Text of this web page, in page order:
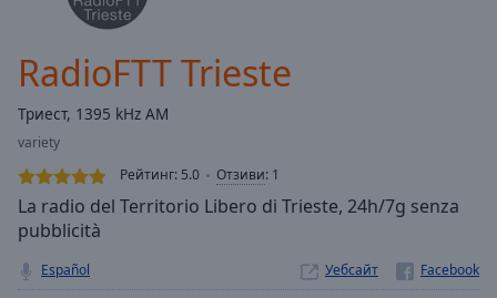
Loaded:
0.00%
Stream
Type
LIVE
Seek to
live,
behind
liveLIVE
RadioFTT Trieste
Триест, 1395 kHz AM
variety
Рейтинг: 5.0 Отзиви: 1
La radio del Territorio Libero di Trieste, 24h/7g senza
pubblicità
Español Уебсайт